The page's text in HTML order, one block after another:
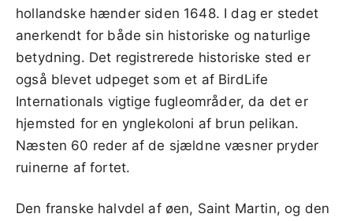
hollandske hænder siden 1648. I dag er stedet
anerkendt for både sin historiske og naturlige
betydning. Det registrerede historiske sted er
også blevet udpeget som et af BirdLife
Internationals vigtige fugleområder, da det er
hjemsted for en ynglekoloni af brun pelikan.
Næsten 60 reder af de sjældne væsner pryder
ruinerne af fortet.
Den franske halvdel af øen, Saint Martin, og den